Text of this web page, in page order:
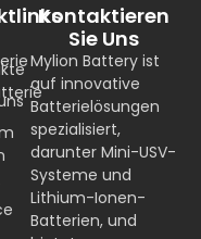
Kontaktieren
Sie Uns
Mylion Battery ist
auf innovative
Batterielösungen
spezialisiert,
darunter Mini-USV-
Systeme und
Lithium-Ionen-
Batterien, und